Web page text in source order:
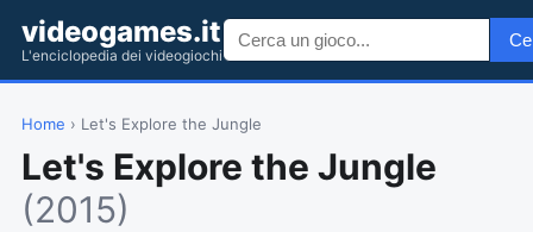
videogames.it
L'enciclopedia dei videogiochi
Home › Let's Explore the Jungle
Let's Explore the Jungle
(2015)